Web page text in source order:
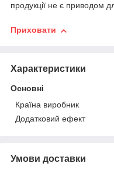
продукції не є приводом
Приховати
Характеристики
Основні
Країна виробник
Додатковий ефект
Умови доставки